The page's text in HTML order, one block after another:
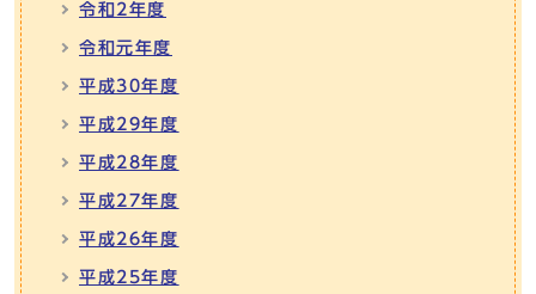
令和2年度
令和元年度
平成30年度
平成29年度
平成28年度
平成27年度
平成26年度
平成25年度